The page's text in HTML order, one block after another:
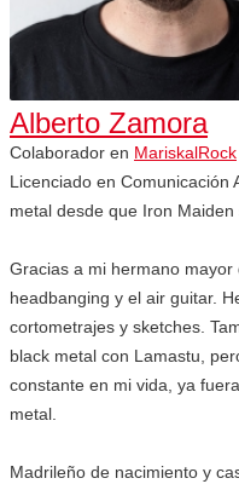
Alberto Zamora
Colaborador en MariskalRock
Licenciado en Comunicación
metal desde que Iron
Gracias a mi hermano
headbanging y el air guitar.
cortometrajes y sketches.
black metal con Lamastu,
constante en mi vida, ya
metal.
Madrileño de nacimiento y